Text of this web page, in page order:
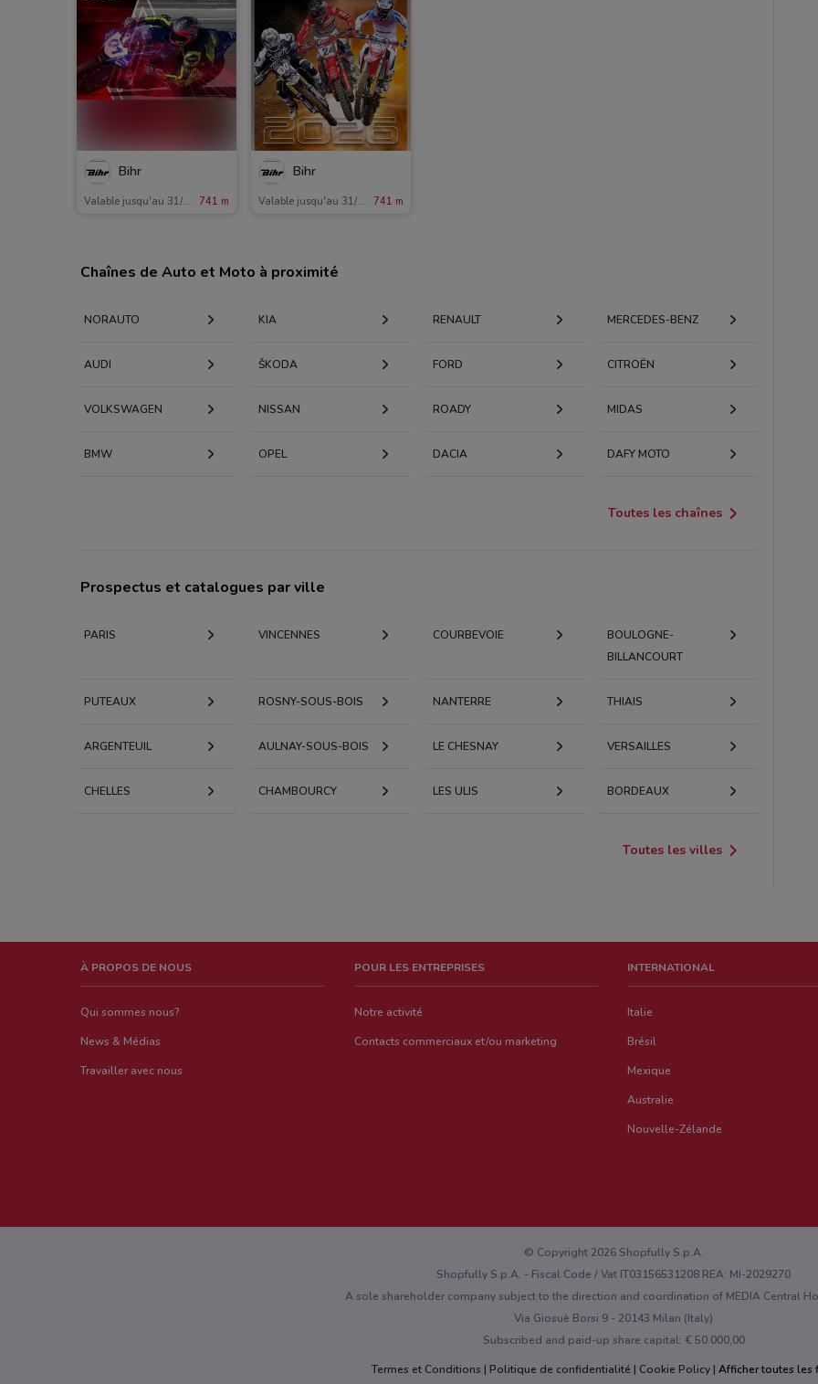
Bihr
Valable jusqu'au 31/12 741 m
Bihr
Valable jusqu'au 31/12 741 m
Chaînes de Auto et Moto à proximité
NORAUTO KIA RENAULT MERCEDES-BENZ
AUDI KODA FORD CITROËN
VOLKSWAGEN NISSAN ROADY MIDAS
BMW OPEL DACIA DAFY MOTO
Toutes les chaînes
Prospectus et catalogues par ville
PARIS VINCENNES COURBEVOIE
BOULOGNE-
BILLANCOURT
PUTEAUX ROSNY-SOUS-BOIS NANTERRE THIAIS
ARGENTEUIL AULNAY-SOUS-BOIS LE CHESNAY VERSAILLES
CHELLES CHAMBOURCY LES ULIS BORDEAUX
Toutes les villes
À PROPOS DE NOUS
Qui sommes nous?
News & Médias
Travailler avec nous
POUR LES ENTREPRISES
Notre activité
Contacts commerciaux et/ou marketing
INTERNATIONAL
Italie
Brésil
Mexique
Australie
Nouvelle-Zélande
© Copyright 2026 Shopfully S.p.A.
Shopfully S.p.A. - Fiscal Code / Vat IT03156531208 REA: MI-2029270
A sole shareholder company subject to the direction and coordination of MEDIA Central
Via Giosuè Borsi 9 - 20143 Milan (Italy)
Subscribed and paid-up share capital: € 50.000,00
Termes et Conditions
Politique de confidentialité Cookie Policy Afficher toutes les